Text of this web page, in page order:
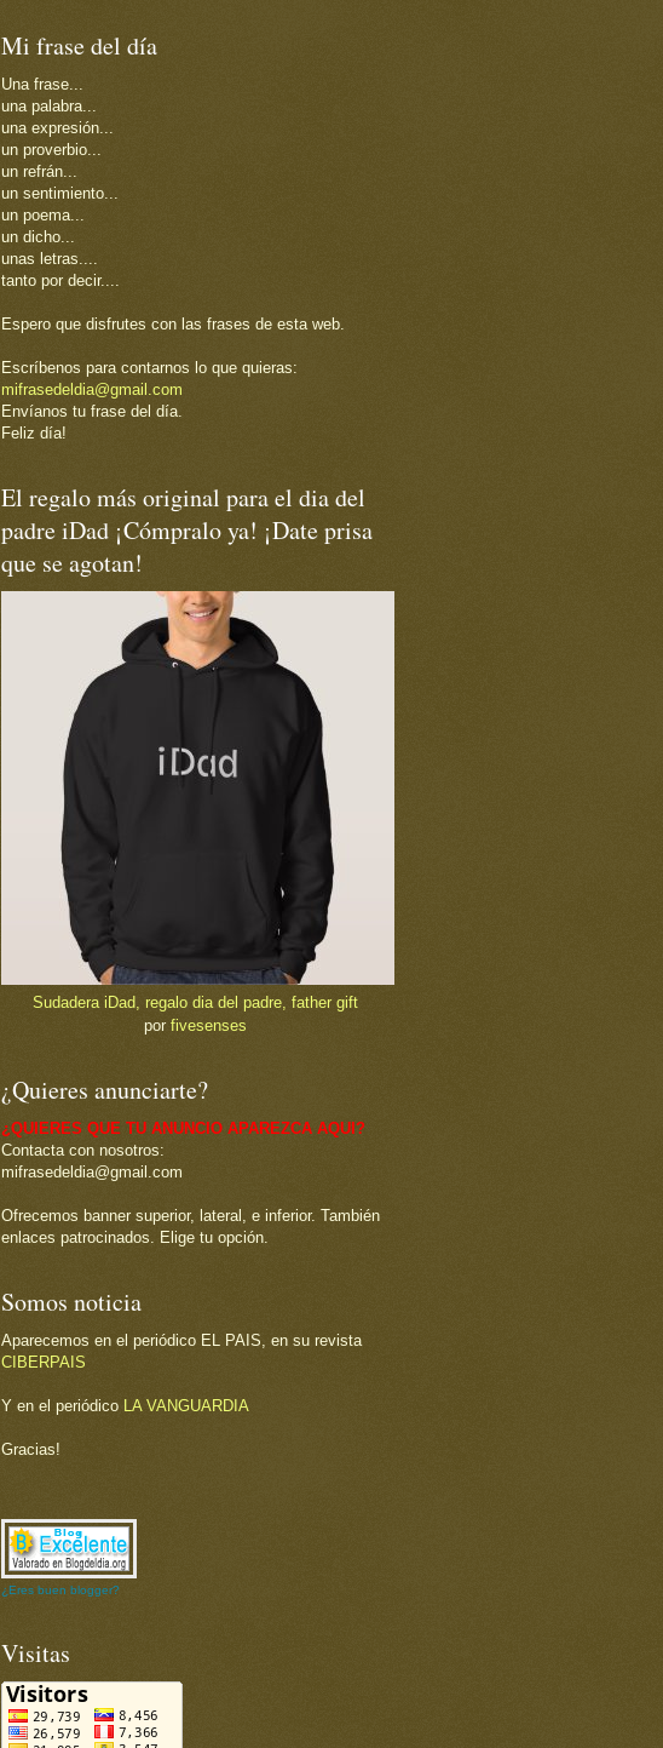
Mi frase del día
Una frase...
una palabra...
una expresión...
un proverbio...
un refrán...
un sentimiento...
un poema...
un dicho...
unas letras....
tanto por decir....
Espero que disfrutes con las frases de esta web.
Escríbenos para contarnos lo que quieras:
mifrasedeldia@gmail.com
Envíanos tu frase del día.
Feliz día!
El regalo más original para el dia del
padre iDad ¡Cómpralo ya! ¡Date prisa
que se agotan!
Sudadera iDad, regalo dia del padre, father gift
por fivesenses
¿Quieres anunciarte?
¿QUIERES QUE TU ANUNCIO APAREZCA AQUI?
Contacta con nosotros:
mifrasedeldia@gmail.com
Ofrecemos banner superior, lateral, e inferior. También
enlaces patrocinados. Elige tu opción.
Somos noticia
Aparecemos en el periódico EL PAIS, en su revista
CIBERPAIS
Y en el periódico LA VANGUARDIA
Gracias!
¿Eres buen blogger?
Visitas